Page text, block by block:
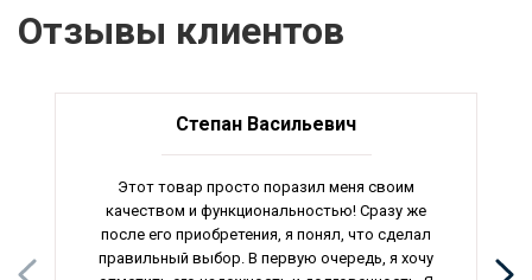
Отзывы клиентов
Степан Васильевич
Этот товар просто поразил меня своим
качеством и функциональностью! Сразу же
после его приобретения, я понял, что сделал
правильный выбор. В первую очередь, я хочу